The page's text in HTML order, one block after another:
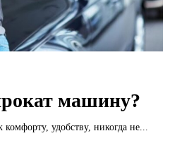
машину?
удобству, никогда не...